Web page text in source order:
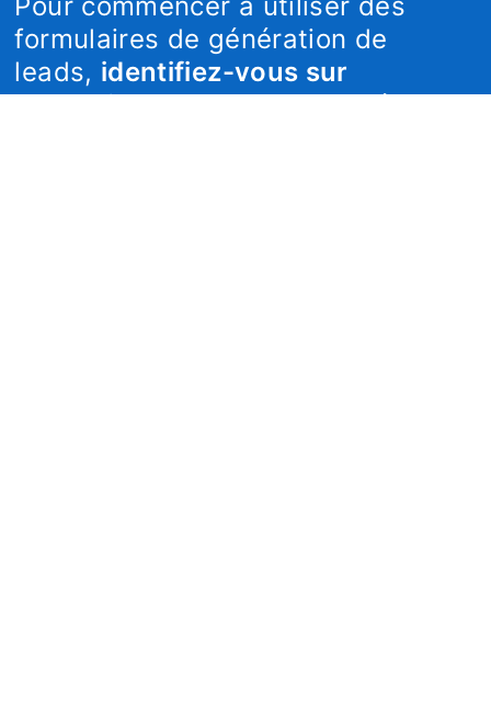
formulaires de génération de
leads, identifiez-vous sur
Campaign Manageropens in a new
, puis créez